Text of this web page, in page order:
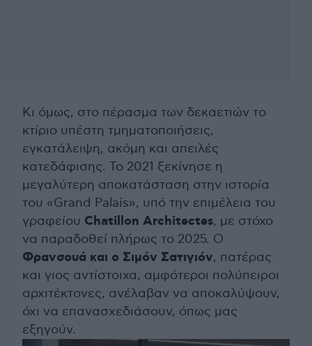
Κι όμως, στο πέρασμα των δεκαετιών το
κτίριο υπέστη τμηματοποιήσεις,
εγκατάλειψη, ακόμη και απειλές
κατεδάφισης. Το 2021 ξεκίνησε η
μεγαλύτερη αποκατάσταση στην ιστορία
του «Grand Palais», υπό την επιμέλεια του
γραφείου Chatillon Architectes, με στόχο
να παραδοθεί πλήρως το 2025. Ο
Φρανσουά και ο Σιμόν Σατιγιόν, πατέρας
και γιος αντίστοιχα, αμφότεροι πολύπειροι
αρχιτέκτονες, ανέλαβαν να αποκαλύψουν,
όχι να επανασχεδιάσουν, όπως μας
εξηγούν.